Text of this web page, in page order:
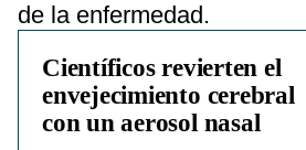
de la enfermedad.
Científicos revierten el
envejecimiento cerebral
con un aerosol nasal